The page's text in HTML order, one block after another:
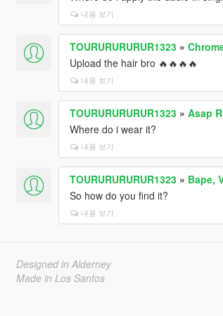
내용 보기
TOURURURURUR1323»
Upload the hair bro 🔥🔥🔥🔥
내용 보기
TOURURURURUR1323» Asap
Where do i wear it?
내용 보기
TOURURURURUR1323» Bape,
So how do you find it?
내용 보기
Designed in Alderney
Made in Los Santos